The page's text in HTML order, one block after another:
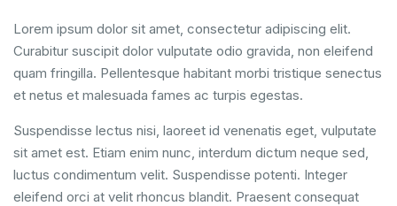
Lorem ipsum dolor sit amet, consectetur adipiscing elit.
Curabitur suscipit dolor vulputate odio gravida, non eleifend
quam fringilla. Pellentesque habitant morbi tristique senectus
et netus et malesuada fames ac turpis egestas.
Suspendisse lectus nisi, laoreet id venenatis eget, vulputate
sit amet est. Etiam enim nunc, interdum dictum neque sed,
luctus condimentum velit. Suspendisse potenti. Integer
eleifend orci at velit rhoncus blandit. Praesent consequat